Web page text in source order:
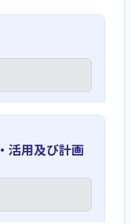
の姿を保護
を深めて
活用及び計画